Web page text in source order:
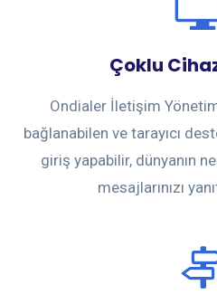
Çoklu
Ondialer İletişim
bağlanabilen ve tarayıcı
giriş yapabilir, dünyanın
mesajlarınızı